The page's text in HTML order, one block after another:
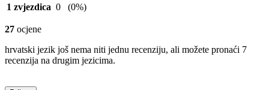
1 zvjezdica 0 (0%)
27 ocjene
hrvatski jezik još nema niti jednu recenziju, ali možete pronaći 7
recenzija na drugim jezicima.